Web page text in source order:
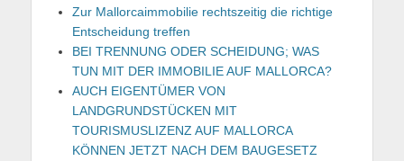
Zur Mallorcaimmobilie rechtszeitig die richtige
Entscheidung treffen
BEI TRENNUNG ODER SCHEIDUNG; WAS
TUN MIT DER IMMOBILIE AUF MALLORCA?
AUCH EIGENTÜMER VON
LANDGRUNDSTÜCKEN MIT
TOURISMUSLIZENZ AUF MALLORCA
KÖNNEN JETZT NACH DEM BAUGESETZ